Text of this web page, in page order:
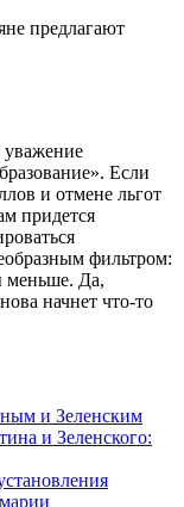
уважение
Если
и отмене льгот
придется
фильтром:
меньше. Да,
начнет что-то
и Зеленским
и Зеленского: